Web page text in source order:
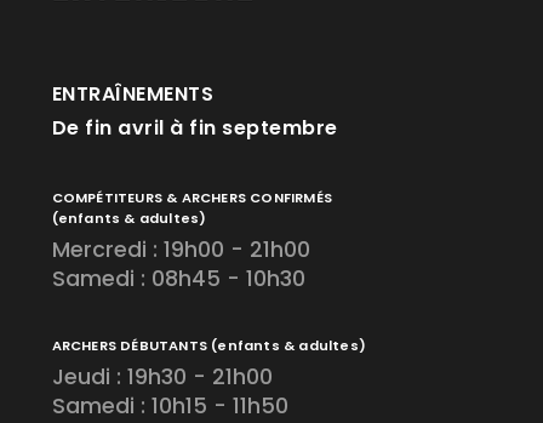
ENTRAÎNEMENTS
De fin avril à fin septembre
COMPÉTITEURS & ARCHERS CONFIRMÉS
(enfants & adultes)
Mercredi : 19h00 - 21h00
Samedi : 08h45 - 10h30
ARCHERS DÉBUTANTS (enfants & adultes)
Jeudi : 19h30 - 21h00
Samedi : 10h15 - 11h50